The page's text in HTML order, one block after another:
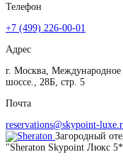
Телефон
+7 (499) 226-00-01
Адрес
г. Москва, Международное
шоссе., 28Б, стр. 5
Почта
reservations@skypoint-
Загородный
"Sheraton Skypoint Люкс